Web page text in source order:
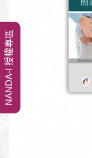
NANDA-I 授權專區